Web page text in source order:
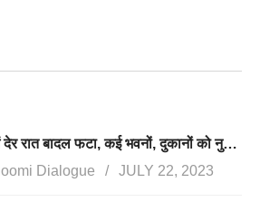
पुरोला में देर रात बादल फटा, कई भवनों, दुकानों को नुकसान
Dialogue
JULY 22, 2023